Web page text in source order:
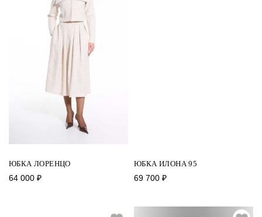
ЮБКА ЛОРЕНЦО
64 000 ₽
ЮБКА ИЛОНА 95
69 700 ₽